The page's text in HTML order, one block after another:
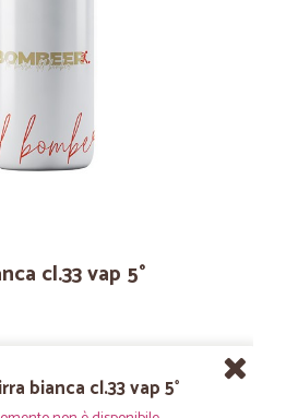
cl.33 vap 5°
bianca cl.33 vap 5°